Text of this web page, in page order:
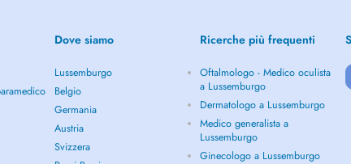
Dove siamo
Lussemburgo
Belgio
Germania
Austria
Svizzera
Ricerche più frequenti
Oftalmologo - Medico oculista
a Lussemburgo
Dermatologo a Lussemburgo
Medico generalista a
Lussemburgo
Ginecologo a Lussemburgo